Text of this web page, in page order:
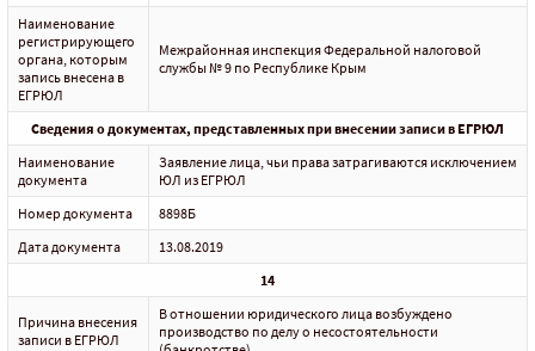
Наименование
регистрирующего
органа, которым
запись внесена в
ЕГРЮЛ
Межрайонная инспекция Федеральной налоговой
службы № 9 по Республике Крым
Сведения о документах, представленных при внесении записи в ЕГРЮЛ
Наименование
документа
Заявление лица, чьи права затрагиваются исключением
ЮЛ из ЕГРЮЛ
Номер документа
8898Б
Дата документа
13.08.2019
14
Причина внесения
записи в ЕГРЮЛ
В отношении юридического лица возбуждено
производство по делу о несостоятельности